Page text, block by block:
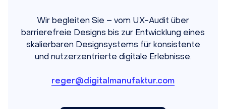
Wir begleiten Sie – vom UX-Audit über
barrierefreie Designs bis zur Entwicklung eines
skalierbaren Designsystems für konsistente
und nutzerzentrierte digitale Erlebnisse.
reger@digitalmanufaktur.com